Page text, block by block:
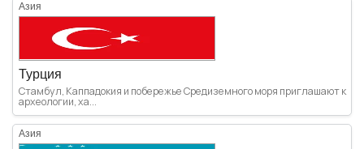
Азия
Турция
Стамбул, Каппадокия и побережье Средиземного моря приглашают к
археологии, ха...
Азия